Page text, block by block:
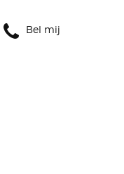
Bel mij